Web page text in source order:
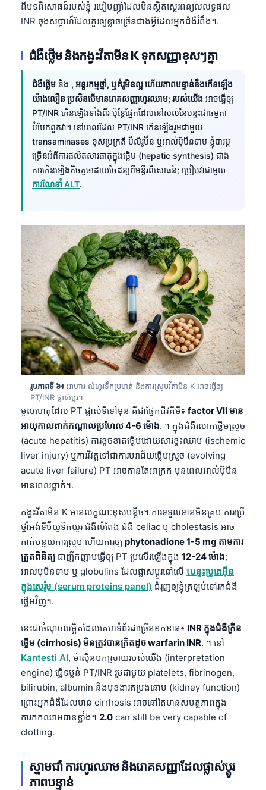
ពីបទពិសោធន៍របស់ខ្ញុំ របៀបញ៉ាំដែលមិនស្ថិតស្ថេរពន្យល់លទ្ធផល
INR ចុងសប្តាហ៍ដែលគួរឲ្យខ្លាចច្រើនជាងអ្វីដែលអ្នកជំងឺរំពឹង។.
ជំងឺថ្លើម និងកង្វះវីតាមីន K ទុកសញ្ញាខុសៗគ្នា
ជំងឺថ្លើម និង , អន្តរកម្មថ្នាំ, ឬគំរូមិនល្អ ហើយភាពបន្ទាន់នឹងកើនឡើង
យ៉ាងលឿន ប្រសិនបើមានរោគសញ្ញាហូរឈាម; របស់យើង អាចធ្វើឲ្យ
PT/INR កើនឡើងទាំងពីរ ប៉ុន្តែផ្នែកដែលនៅសល់នៃបន្ទះជាធម្មតា
បំបែកពួកវា។ នៅពេលដែល PT/INR កើនឡើងរួមជាមួយ
transaminases ខុសប្រក្រតី ប៊ីលីរូប៊ីន ឬអាល់ប៊ុមីនទាប ខ្ញុំបារម្ភ
ច្រើនអំពីការផលិតសារធាតុក្នុងថ្លើម (hepatic synthesis) ជាង
ការកើនឡើងតិចតួចដោយចៃដន្យពីមន្ទីរពិសោធន៍; ប្រៀបវាជាមួយ
ការណែនាំ ALT.
រូបភាពទី ៦៖ អាហារ លំហូរទឹកប្រមាត់ និងការស្រូបវីតាមីន K អាចធ្វើឲ្យ
PT/INR ផ្លាស់ប្តូរ។.
មូលហេតុដែល PT ផ្លាស់ទីទៅមុន គឺជាផ្នែកជីវគីមី៖ factor VII មាន
អាយុកាលពាក់កណ្តាលប្រហែល 4-6 ម៉ោង. ។ ក្នុងជំងឺរលាកថ្លើមស្រួច
(acute hepatitis) ការខូចខាតថ្លើមដោយសារខ្វះឈាម (ischemic
liver injury) ឬការវិវត្តទៅជាការបរាជ័យថ្លើមស្រួច (evolving
acute liver failure) PT អាចកាន់តែអាក្រក់ មុនពេលអាល់ប៊ុមីន
មានពេលធ្លាក់។.
កង្វះវីតាមីន K មានលក្ខណៈខុសបន្តិច។ ការទទួលទានមិនគ្រប់ ការប្រើ
ថ្នាំអង់ទីប៊ីយូទិកយូរ ជំងឺលំពែង ជំងឺ celiac ឬ cholestasis អាច
កាត់បន្ថយការស្រូប ហើយការឲ្យ phytonadione 1-5 mg តាមការ
ត្រួតពិនិត្យ ជាញឹកញាប់ធ្វើឲ្យ PT ប្រសើរឡើងក្នុង 12-24 ម៉ោង;
អាល់ប៊ុមីនទាប ឬ globulins ដែលផ្លាស់ប្តូរនៅលើ tបន្ទះប្រូតេអ៊ីន
ក្នុងសេរ៉ូម (serum proteins panel) ជំរុញឲ្យខ្ញុំត្រឡប់ទៅរកជំងឺ
ថ្លើមវិញ។.
នេះជាចំណុចលម្អិតដែលគេហទំព័រជាច្រើនខកខាន៖ INR ក្នុងជំងឺក្រិន
ថ្លើម (cirrhosis) មិនត្រូវបានក្រិតដូច warfarin INR. ។ នៅ
Kantesti AI, ម៉ាស៊ីនបកស្រាយរបស់យើង (interpretation
engine) ធ្វើទម្ងន់ PT/INR រួមជាមួយ platelets, fibrinogen,
bilirubin, albumin និងមុខងារតម្រងនោម (kidney function)
ព្រោះអ្នកជំងឺដែលមាន cirrhosis អាចនៅតែមានសមត្ថភាពក្នុង
ការកកឈាមបានខ្លាំង។ 2.0 can still be very capable of
clotting.
ស្នាមជាំ ការហូរឈាម និងរោគសញ្ញាដែលផ្លាស់ប្តូរ
ភាពបន្ទាន់
Occitan
العربية المغربية
Монгол
ພາສາລາວ
Basa Jawa
Cebuano
ئۇيغۇرچە
Кыргызча
Татар теле
Беларуская мова
Esperanto
Frysk
Ślōnskŏ gŏdka
Norsk bokmål